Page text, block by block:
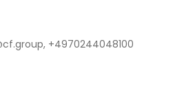
+4970244048100